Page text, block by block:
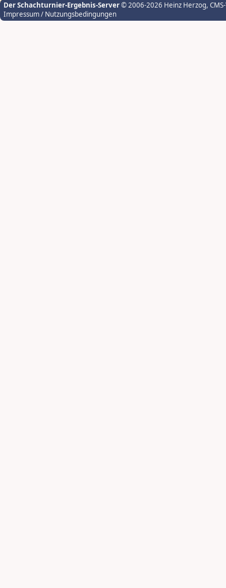
Der Schachturnier-Ergebnis-Server© 2006-2026 Heinz Herzog,
Impressum / Nutzungsbedingungen